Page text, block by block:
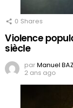
0 Shares
Violence
siècle
parManuel
2 ans ago